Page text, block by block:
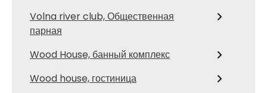
Volna river club, Общественная
парная
Wood House, банный комплекс
Wood house, гостиница